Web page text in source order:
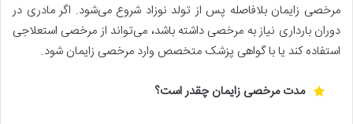
مرخصی زایمان بلافاصله پس از تولد نوزاد شروع می‌شود. اگر مادری در
دوران بارداری نیاز به مرخصی داشته باشد، می‌تواند از مرخصی استعلاجی
استفاده کند یا با گواهی پزشک متخصص وارد مرخصی زایمان شود.
مدت مرخصی زایمان چقدر است؟